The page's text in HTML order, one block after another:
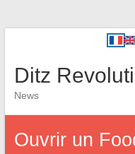
Ditz
News
Ouvrir un